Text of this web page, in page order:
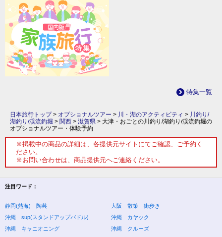
特集一覧
日本旅行トップ> オプショナルツアー > 川・湖のアクティビティ >
川釣り/
湖釣り/渓流釣堀 > 関西 > 滋賀県 > 大津・おごとの川釣り/湖釣り/渓流釣堀の
オプショナルツアー・体験予約
※掲載中の商品の詳細は、各提供元サイトにてご確認、ご予約く
ださい。
※お問い合わせは、商品提供元へご連絡ください。
注目ワード：
静岡(熱海) 陶芸
大阪 散策 街歩き
沖縄 sup(スタンドアップパドル)
沖縄 カヤック
沖縄 キャニオニング
沖縄 クルーズ